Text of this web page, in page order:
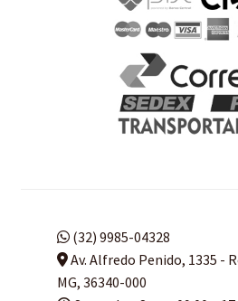
(32) 9985-04328
Av. Alfredo Penido, 1335 -
MG, 36340-000